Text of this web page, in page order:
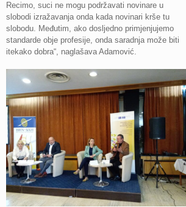
Recimo, suci ne mogu podržavati novinare u
slobodi izražavanja onda kada novinari krše tu
slobodu. Međutim, ako dosljedno primjenjujemo
standarde obje profesije, onda saradnja može biti
itekako dobra“, naglašava Adamović.